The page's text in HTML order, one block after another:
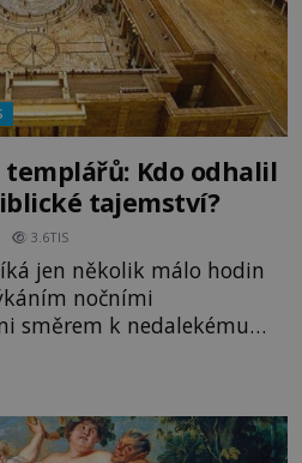
templářů: Kdo odhalil
tajemství?
3.6TIS
jen několik málo hodin
nočními
směrem k nedalekému
přes ramena ranec s
„Kam máme namířeno,